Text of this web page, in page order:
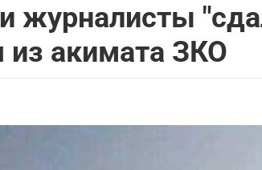
журналисты
из акимата ЗКО